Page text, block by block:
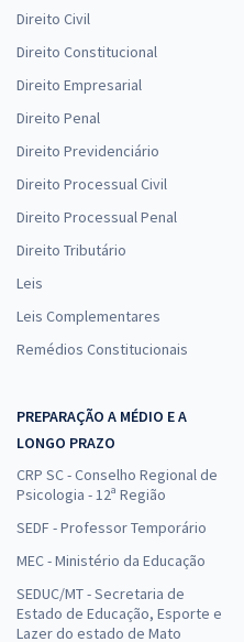
Direito Civil
Direito Constitucional
Direito Empresarial
Direito Penal
Direito Previdenciário
Direito Processual Civil
Direito Processual Penal
Direito Tributário
Leis
Leis Complementares
Remédios Constitucionais
PREPARAÇÃO A MÉDIO E A
LONGO PRAZO
CRP SC - Conselho Regional de
Psicologia - 12ª Região
SEDF - Professor Temporário
MEC - Ministério da Educação
SEDUC/MT - Secretaria de
Estado de Educação, Esporte e
Lazer do estado de Mato